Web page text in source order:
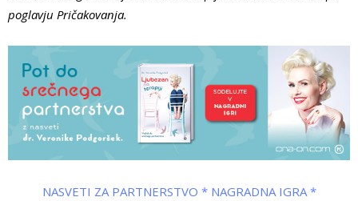
poglavju Pričakovanja.
NASVETI ZA PARTNERSTVO * NAGRADNA IGRA *